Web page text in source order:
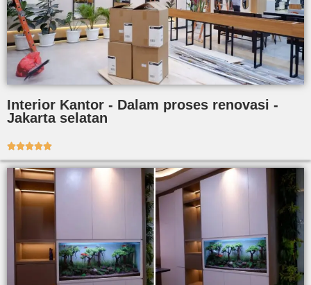
Interior Kantor - Dalam proses renovasi -
Jakarta selatan
